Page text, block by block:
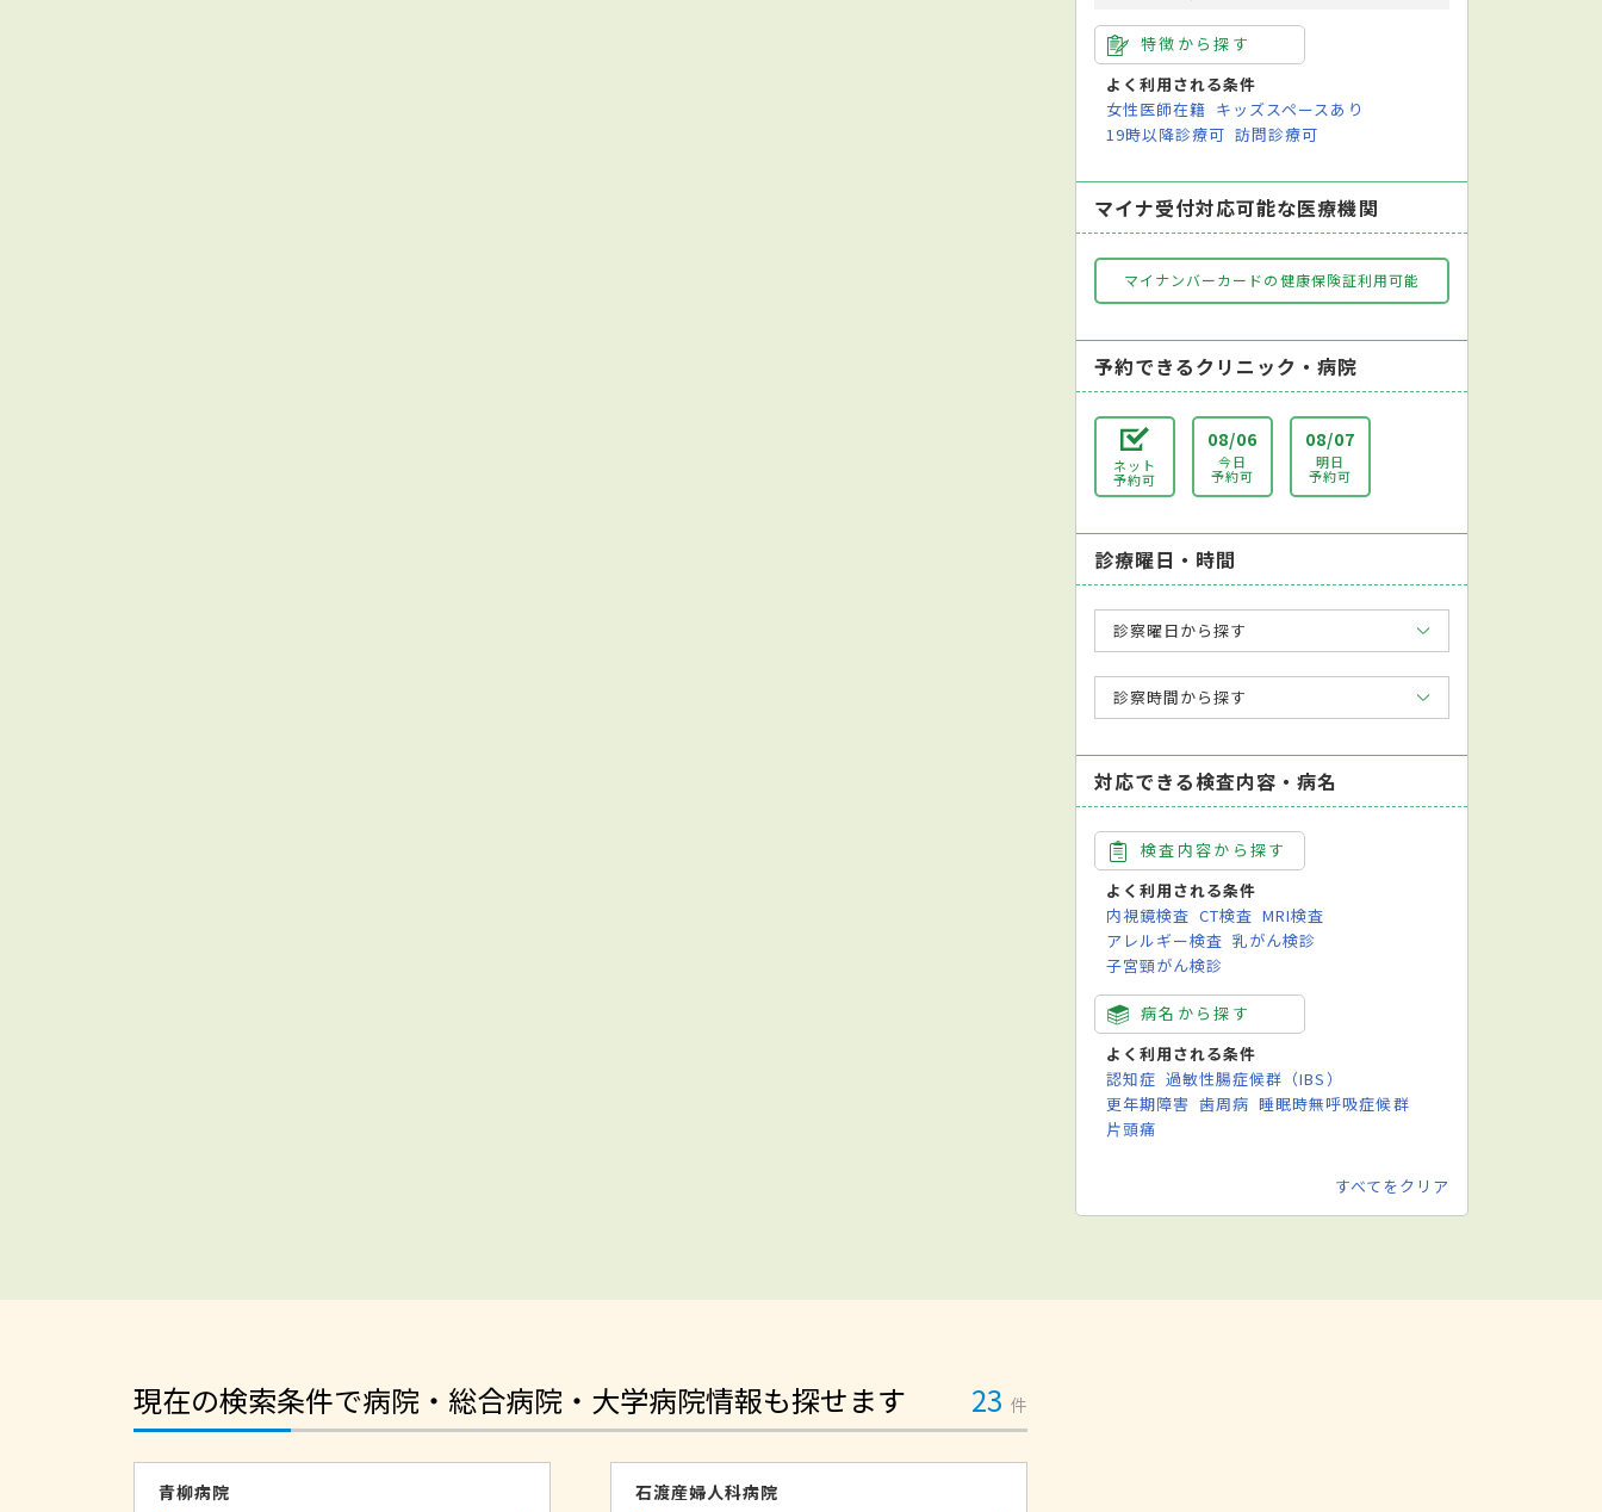
特徴から探す
よく利用される条件
女性医師在籍 キッズスペースあり
19時以降診療可 訪問診療可
マイナ受付対応可能な医療機関
マイナンバーカードの健康保険証利用可能
予約できるクリニック・病院
ネット
予約可
08/06
今日
予約可
08/07
明日
予約可
診療曜日・時間
診察曜日から探す
診察時間から探す
対応できる検査内容・病名
検査内容から探す
よく利用される条件
内視鏡検査 CT検査 MRI検査
アレルギー検査 乳がん検診
子宮頸がん検診
病名から探す
よく利用される条件
認知症 過敏性腸症候群（IBS）
更年期障害 歯周病 睡眠時無呼吸症候群
片頭痛
すべてをクリア
現在の検索条件で病院・総合病院・大学病院情報も探せます 23 件
青柳病院 石渡産婦人科病院